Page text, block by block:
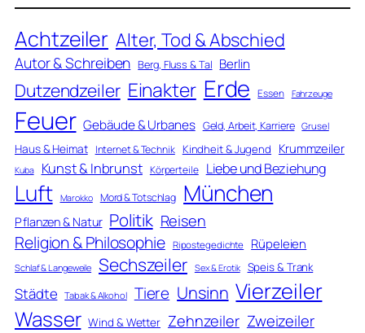
Achtzeiler Alter, Tod & Abschied
Autor & Schreiben Berg, Fluss & Tal Berlin
Dutzendzeiler Einakter Erde Essen Fahrzeuge
Feuer Gebäude & Urbanes Geld, Arbeit, Karriere Grusel
Haus & Heimat Internet & Technik Kindheit & Jugend Krummzeiler
Kuba Kunst & Inbrunst Körperteile Liebe und Beziehung
Luft Marokko Mord & Totschlag München
Pflanzen & Natur Politik Reisen
Religion & Philosophie Ripostegedichte Rüpeleien
Schlaf & Langeweile Sechszeiler Sex & Erotik Speis & Trank
Städte Tabak & Alkohol Tiere Unsinn Vierzeiler
Wasser Wind & Wetter Zehnzeiler Zweizeiler